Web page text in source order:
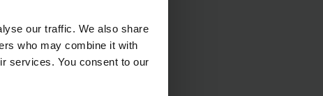
our traffic. We also share
who may combine it with
services. You consent to our